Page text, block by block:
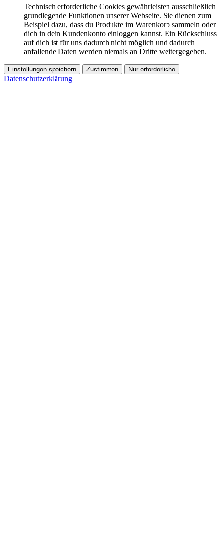
Technisch erforderliche Cookies gewährleisten ausschließlich
grundlegende Funktionen unserer Webseite. Sie dienen zum
Beispiel dazu, dass du Produkte im Warenkorb sammeln oder
dich in dein Kundenkonto einloggen kannst. Ein Rückschluss
auf dich ist für uns dadurch nicht möglich und dadurch
anfallende Daten werden niemals an Dritte weitergegeben.
Einstellungen speichern Zustimmen Nur erforderliche
Datenschutzerklärung